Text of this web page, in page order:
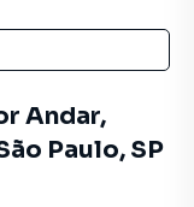
Andar,
Paulo, SP